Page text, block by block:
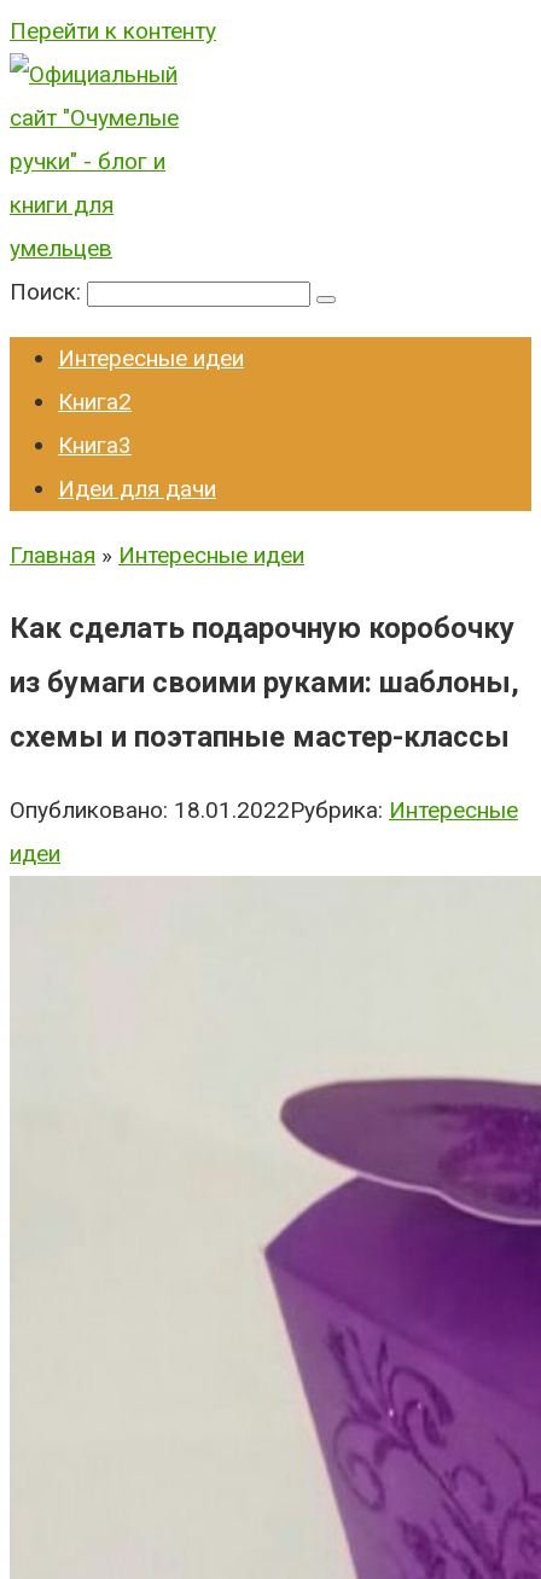
Перейти к контенту
Поиск:
Интересные идеи
Книга2
Книга3
Идеи для дачи
Главная » Интересные идеи
Как сделать подарочную коробочку
из бумаги своими руками: шаблоны,
схемы и поэтапные мастер-классы
Опубликовано: 18.01.2022Рубрика: Интересные
идеи